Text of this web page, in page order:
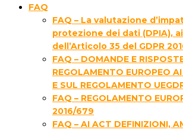
FAQ
FAQ – La valutazione
protezione dei dati (DPIA),
dell’Articolo 35 del GDPR
FAQ – DOMANDE E
REGOLAMENTO EUROPEO
E SUL REGOLAMENTO
FAQ – REGOLAMENTO
2016/679
FAQ – AI ACT DEFINIZIONI,